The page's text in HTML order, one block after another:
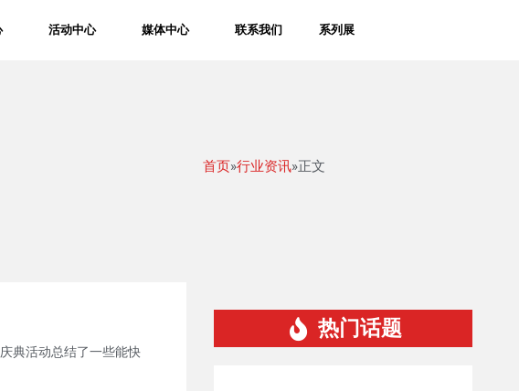
活动中心 媒体中心 联系我们 系列展
首页»行业资讯»正文
典活动总结了一些能快
热门话题